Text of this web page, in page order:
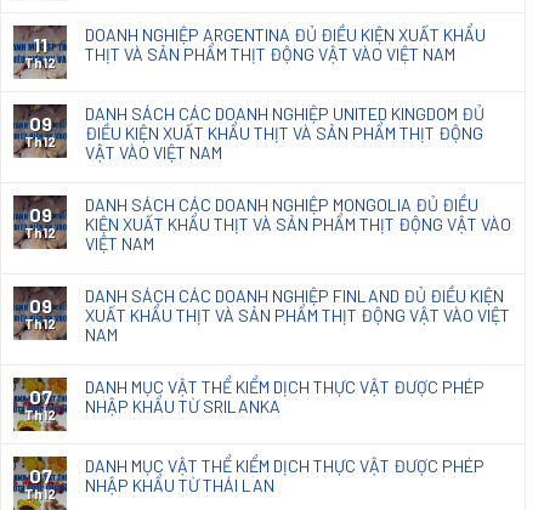
loại
chế
nấm
mốc
11
Th12
DOANH NGHIỆP ARGENTINA ĐỦ ĐIỀU KIỆN XUẤT KHẨU
THỊT VÀ SẢN PHẨM THỊT ĐỘNG VẬT VÀO VIỆT NAM
09
Th12
DANH SÁCH CÁC DOANH NGHIỆP UNITED KINGDOM ĐỦ
ĐIỀU KIỆN XUẤT KHẨU THỊT VÀ SẢN PHẨM THỊT ĐỘNG
VẬT VÀO VIỆT NAM
09
Th12
DANH SÁCH CÁC DOANH NGHIỆP MONGOLIA ĐỦ ĐIỀU
KIỆN XUẤT KHẨU THỊT VÀ SẢN PHẨM THỊT ĐỘNG VẬT VÀO
VIỆT NAM
09
Th12
DANH SÁCH CÁC DOANH NGHIỆP FINLAND ĐỦ ĐIỀU KIỆN
XUẤT KHẨU THỊT VÀ SẢN PHẨM THỊT ĐỘNG VẬT VÀO VIỆT
NAM
07
Th12
DANH MỤC VẬT THỂ KIỂM DỊCH THỰC VẬT ĐƯỢC PHÉP
NHẬP KHẨU TỪ SRILANKA
07
Th12
DANH MỤC VẬT THỂ KIỂM DỊCH THỰC VẬT ĐƯỢC PHÉP
NHẬP KHẨU TỪ THÁI LAN